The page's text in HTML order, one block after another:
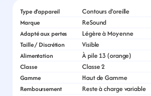
Type d’appareil Contours d’oreille
Marque ReSound
Adapté aux pertes Légère à Moyenne
Taille / Discrétion Visible
Alimentation À pile 13 (orange)
Classe Classe 2
Gamme Haut de Gamme
Remboursement Reste à charge variable